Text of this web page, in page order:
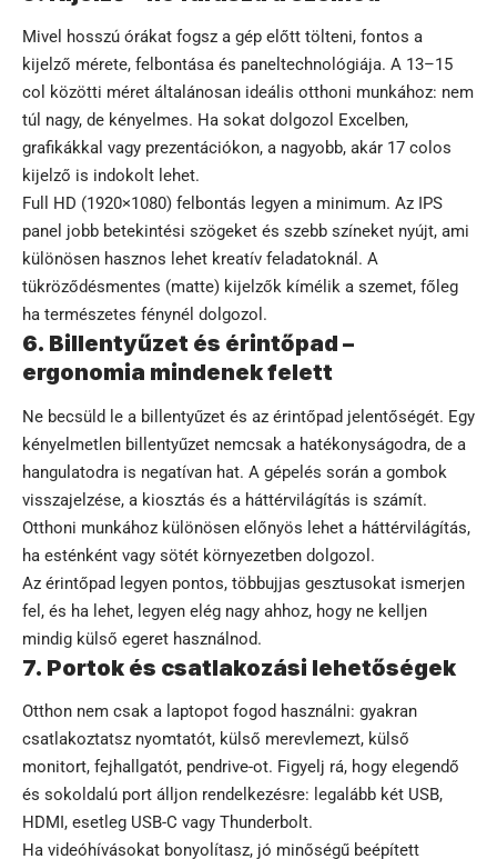
Mivel hosszú órákat fogsz a gép előtt tölteni, fontos a
kijelző mérete, felbontása és paneltechnológiája. A 13–15
col közötti méret általánosan ideális otthoni munkához: nem
túl nagy, de kényelmes. Ha sokat dolgozol Excelben,
grafikákkal vagy prezentációkon, a nagyobb, akár 17 colos
kijelző is indokolt lehet.
Full HD (1920×1080) felbontás legyen a minimum. Az IPS
panel jobb betekintési szögeket és szebb színeket nyújt, ami
különösen hasznos lehet kreatív feladatoknál. A
tükröződésmentes (matte) kijelzők kímélik a szemet, főleg
ha természetes fénynél dolgozol.
6. Billentyűzet és érintőpad –
ergonomia mindenek felett
Ne becsüld le a billentyűzet és az érintőpad jelentőségét. Egy
kényelmetlen billentyűzet nemcsak a hatékonyságodra, de a
hangulatodra is negatívan hat. A gépelés során a gombok
visszajelzése, a kiosztás és a háttérvilágítás is számít.
Otthoni munkához különösen előnyös lehet a háttérvilágítás,
ha esténként vagy sötét környezetben dolgozol.
Az érintőpad legyen pontos, többujjas gesztusokat ismerjen
fel, és ha lehet, legyen elég nagy ahhoz, hogy ne kelljen
mindig külső egeret használnod.
7. Portok és csatlakozási lehetőségek
Otthon nem csak a laptopot fogod használni: gyakran
csatlakoztatsz nyomtatót, külső merevlemezt, külső
monitort, fejhallgatót, pendrive-ot. Figyelj rá, hogy elegendő
és sokoldalú port álljon rendelkezésre: legalább két USB,
HDMI, esetleg USB-C vagy Thunderbolt.
Ha videóhívásokat bonyolítasz, jó minőségű beépített